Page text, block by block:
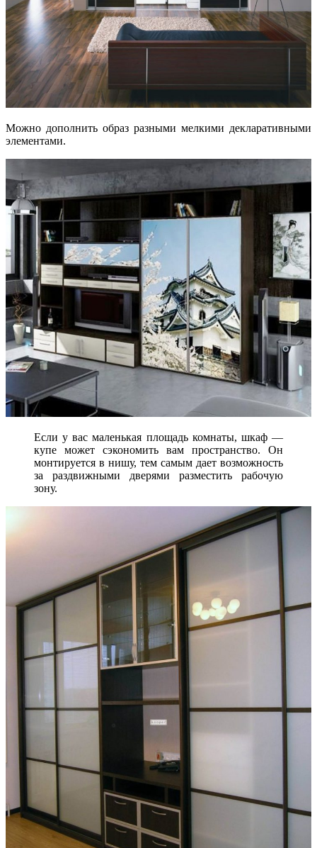
Можно дополнить образ разными мелкими декларативными
элементами.
Если у вас маленькая площадь комнаты, шкаф —
купе может сэкономить вам пространство. Он
монтируется в нишу, тем самым дает возможность
за раздвижными дверями разместить рабочую
зону.